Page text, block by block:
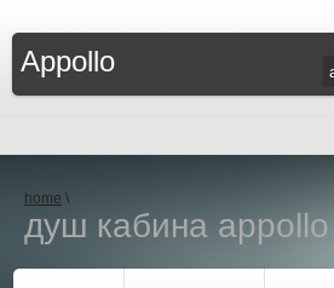
Appollo
home \
душ кабина appollo